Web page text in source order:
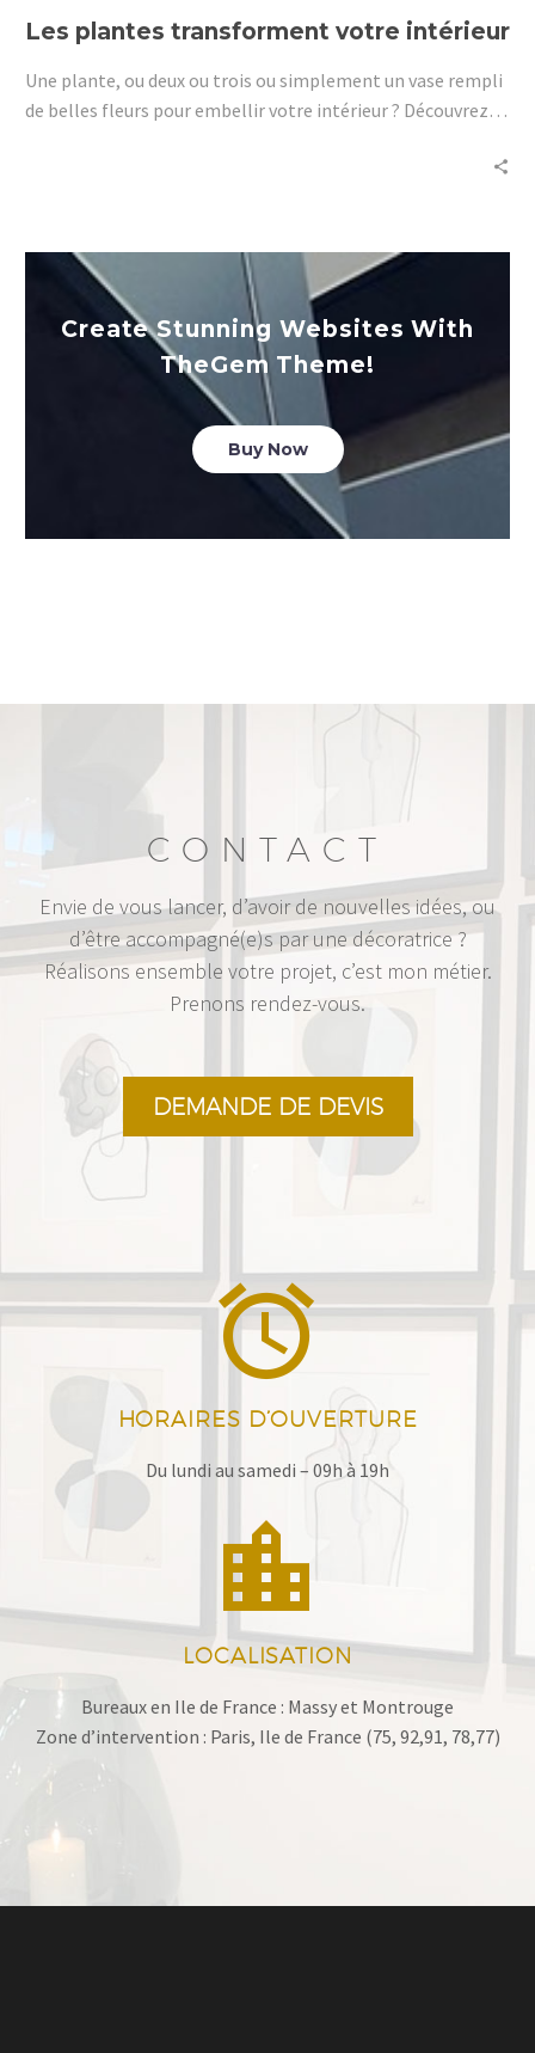
Les plantes transforment votre intérieur
Une plante, ou deux ou trois ou simplement un vase rempli
de belles fleurs pour embellir votre intérieur ? Découvrez ici
Create Stunning Websites With
TheGem Theme!
Buy Now
CONTACT
Envie de vous lancer, d’avoir de nouvelles idées, ou
d’être accompagné(e)s par une décoratrice ?
Réalisons ensemble votre projet, c’est mon métier.
Prenons rendez-vous.
DEMANDE DE DEVIS


HORAIRES D’OUVERTURE
Du lundi au samedi – 09h à 19h


LOCALISATION
Bureaux en Ile de France : Massy et Montrouge
Zone d’intervention : Paris, Ile de France (75, 92,91, 78,77)